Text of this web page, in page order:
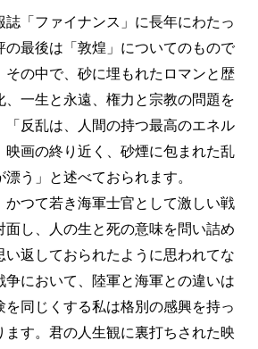
「ファイナンス」に長年にわたっ
の最後は「敦煌」についてのもので
その中で、砂に埋もれたロマンと歴
、一生と永遠、権力と宗教の問題を
「反乱は、人間の持つ最高のエネル
映画の終り近く、砂煙に包まれた乱
う」と述べておられます。
つて若き海軍士官として激しい戦
面し、人の生と死の意味を問い詰め
い返しておられたように思われてな
争において、陸軍と海軍との違いは
を同じくする私は格別の感興を持っ
ます。君の人生観に裏打ちされた映